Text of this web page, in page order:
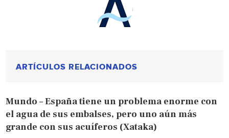
ARTÍCULOS RELACIONADOS
Mundo – España tiene un problema enorme con
el agua de sus embalses, pero uno aún más
grande con sus acuíferos (Xataka)